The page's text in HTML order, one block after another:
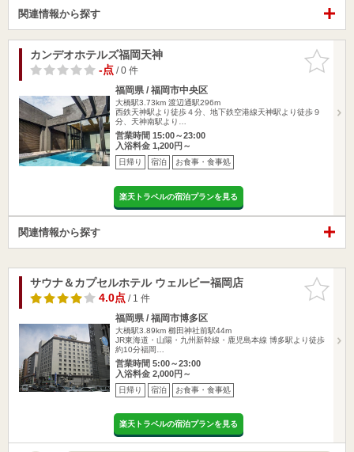
関連情報から探す
お気に入
りに追加
カンデオホテルズ福岡天神
-点/ 0 件
福岡県 / 福岡市中央区
大橋駅3.73km 渡辺通駅296m
西鉄天神駅より徒歩４分、地下鉄空港線天神駅より徒歩９
分、天神南駅より…
営業時間 15:00～23:00
入浴料金 1,200円～
日帰り 宿泊 お食事・食事処
楽天トラベルの宿泊プランを見る
関連情報から探す
お気に入
りに追加
サウナ＆カプセルホテル ウェルビー福岡店
4.0点/ 1 件
福岡県 / 福岡市博多区
大橋駅3.89km 櫛田神社前駅44m
JR東海道・山陽・九州新幹線・鹿児島本線 博多駅より徒歩
約10分福岡…
営業時間 5:00～23:00
入浴料金 2,000円～
日帰り 宿泊 お食事・食事処
楽天トラベルの宿泊プランを見る